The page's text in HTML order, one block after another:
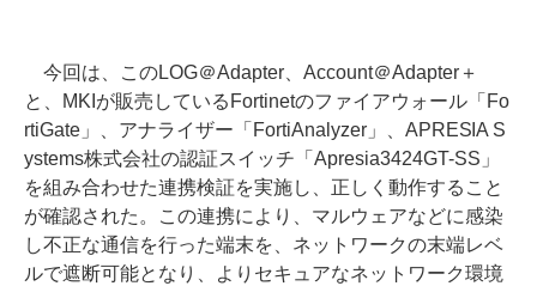
今回は、このLOG＠Adapter、Account＠Adapter＋
と、MKIが販売しているFortinetのファイアウォール「Fo
rtiGate」、アナライザー「FortiAnalyzer」、APRESIA S
ystems株式会社の認証スイッチ「Apresia3424GT-SS」
を組み合わせた連携検証を実施し、正しく動作すること
が確認された。この連携により、マルウェアなどに感染
し不正な通信を行った端末を、ネットワークの末端レベ
ルで遮断可能となり、よりセキュアなネットワーク環境